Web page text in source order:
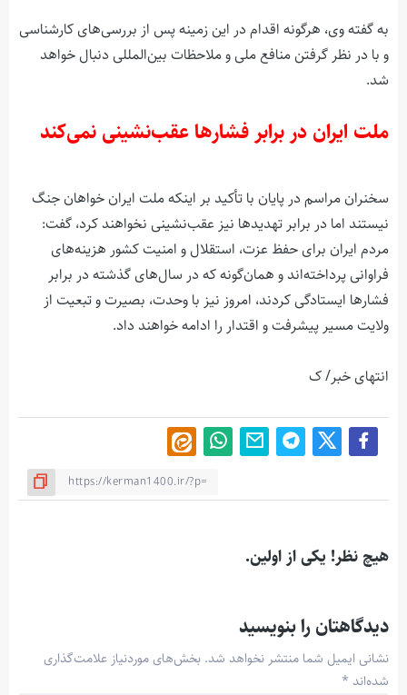
به گفته وی، هرگونه اقدام در این زمینه پس از بررسی‌های کارشناسی
و با در نظر گرفتن منافع ملی و ملاحظات بین‌المللی دنبال خواهد
شد.
ملت ایران در برابر فشارها عقب‌نشینی نمی‌کند
سخنران مراسم در پایان با تأکید بر اینکه ملت ایران خواهان جنگ
نیستند اما در برابر تهدیدها نیز عقب‌نشینی نخواهند کرد، گفت:
مردم ایران برای حفظ عزت، استقلال و امنیت کشور هزینه‌های
فراوانی پرداخته‌اند و همان‌گونه که در سال‌های گذشته در برابر
فشارها ایستادگی کردند، امروز نیز با وحدت، بصیرت و تبعیت از
ولایت مسیر پیشرفت و اقتدار را ادامه خواهند داد.
انتهای خبر/ ک
هیچ نظر! یکی از اولین.
دیدگاهتان را بنویسید
نشانی ایمیل شما منتشر نخواهد شد. بخش‌های موردنیاز علامت‌گذاری
شده‌اند *